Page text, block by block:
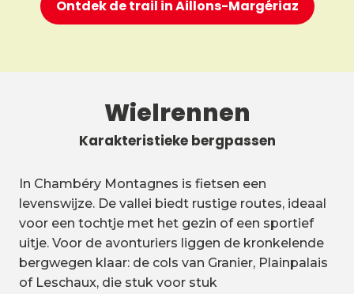
Ontdek de trail in Aillons-Margériaz
Wielrennen
Karakteristieke bergpassen
In Chambéry Montagnes is fietsen een
levenswijze. De vallei biedt rustige routes, ideaal
voor een tochtje met het gezin of een sportief
uitje. Voor de avonturiers liggen de kronkelende
bergwegen klaar: de cols van Granier, Plainpalais
of Leschaux, die stuk voor stuk